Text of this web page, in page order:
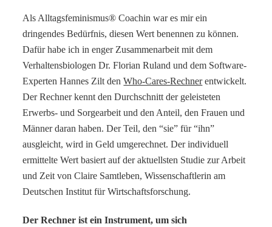
Als Alltagsfeminismus® Coachin war es mir ein
dringendes Bedürfnis, diesen Wert benennen zu können.
Dafür habe ich in enger Zusammenarbeit mit dem
Verhaltensbiologen Dr. Florian Ruland und dem Software-
Experten Hannes Zilt denWho-Cares-Rechnerentwickelt.
Der Rechner kennt den Durchschnitt der geleisteten
Erwerbs- und Sorgearbeit und den Anteil, den Frauen und
Männer daran haben. Der Teil, den “sie” für “ihn”
ausgleicht, wird in Geld umgerechnet. Der individuell
ermittelte Wert basiert auf der aktuellsten Studie zur Arbeit
und Zeit von Claire Samtleben, Wissenschaftlerin am
Deutschen Institut für Wirtschaftsforschung.
Der Rechner ist ein Instrument, um sich